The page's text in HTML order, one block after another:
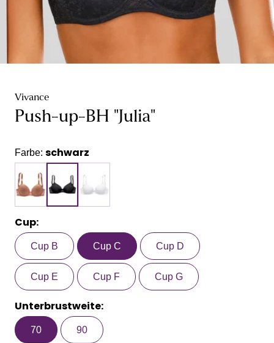
Vivance
Push-up-BH "Julia"
Farbe: schwarz
Cup:
Cup B Cup C Cup D
Cup E Cup F Cup G
Unterbrustweite:
70 90